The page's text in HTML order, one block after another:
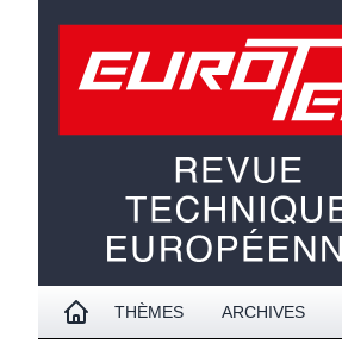
THÈMES ARCHIVES